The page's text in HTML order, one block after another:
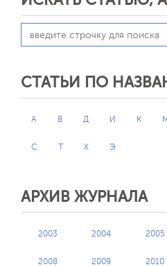
СТАТЬИ ПО
А В Д И К
С Т Х Э
АРХИВ ЖУРНАЛА
2003 2004 2005
2008 2009 2010